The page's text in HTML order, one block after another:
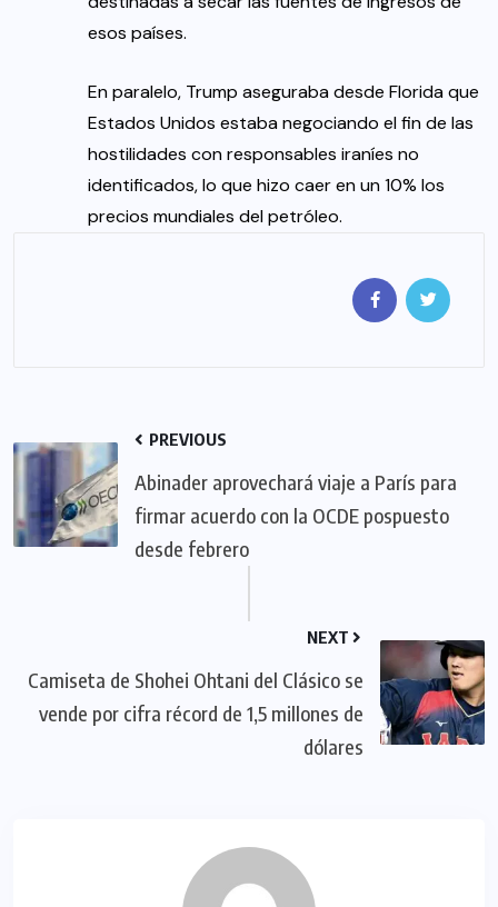
esos países.
En paralelo, Trump aseguraba desde Florida que
Estados Unidos estaba negociando el fin de las
hostilidades con responsables iraníes no
identificados, lo que hizo caer en un 10% los
precios mundiales del petróleo.
PREVIOUS
Abinader aprovechará viaje a París para
firmar acuerdo con la OCDE pospuesto
desde febrero
NEXT
Camiseta de Shohei Ohtani del Clásico se
vende por cifra récord de 1,5 millones de
dólares